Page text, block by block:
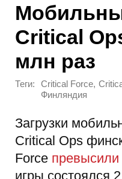
Critical
млн раз
Теги: Critical Force,
Финляндия
Загрузки
Critical Ops
Force превысили
игры состоялся